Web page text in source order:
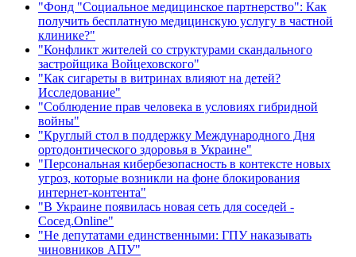
"Фонд "Социальное медицинское партнерство": Как
получить бесплатную медицинскую услугу в частной
клинике?"
"Конфликт жителей со структурами скандального
застройщика Войцеховского"
"Как сигареты в витринах влияют на детей?
Исследование"
"Соблюдение прав человека в условиях гибридной
войны"
"Круглый стол в поддержку Международного Дня
ортодонтического здоровья в Украине"
"Персональная кибербезопасность в контексте новых
угроз, которые возникли на фоне блокирования
интернет-контента"
"В Украине появилась новая сеть для соседей -
Сосед.Online"
"Не депутатами единственными: ГПУ наказывать
чиновников АПУ"